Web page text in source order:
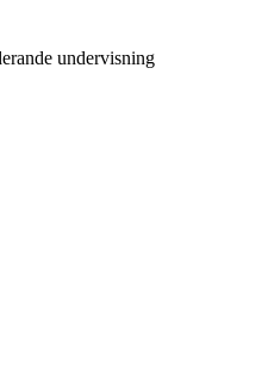
undervisning